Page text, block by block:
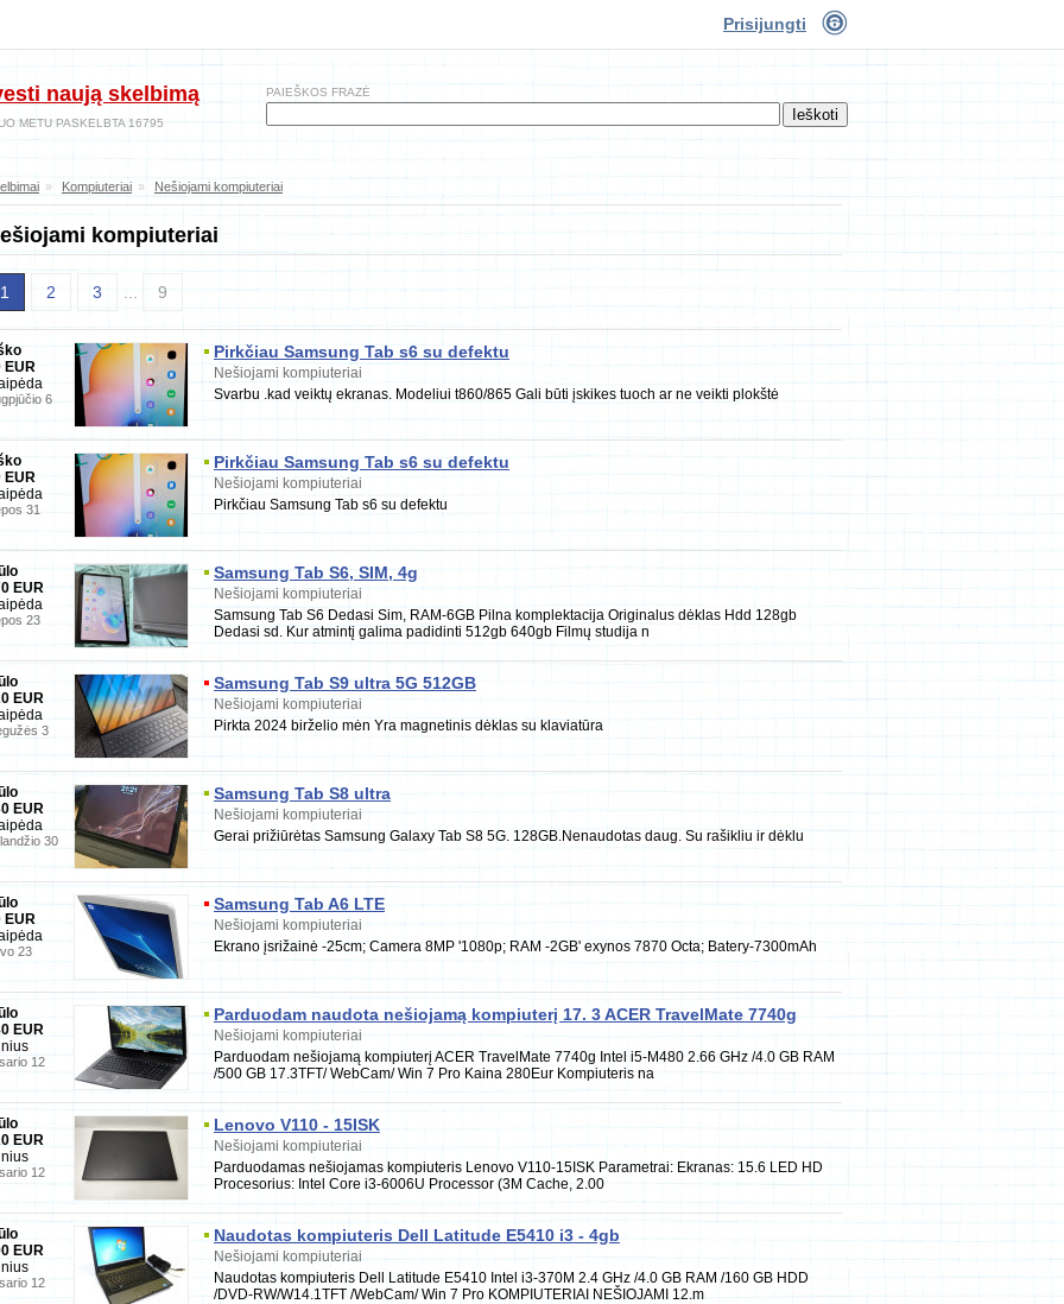
Prisijungti
naują skelbimą
METU PASKELBTA 16795
PAIEŠKOS FRAZĖ
» Kompiuteriai » Nešiojami kompiuteriai
kompiuteriai
1 2 3 9
EUR
6
Pirkčiau Samsung Tab s6 su defektu
Nešiojami kompiuteriai
Svarbu .kad veiktų ekranas. Modeliui t860/865 Gali būti įskikes tuoch ar ne veikti plokštė
EUR
31
Pirkčiau Samsung Tab s6 su defektu
Nešiojami kompiuteriai
Pirkčiau Samsung Tab s6 su defektu
EUR
23
Samsung Tab S6, SIM, 4g
Nešiojami kompiuteriai
Samsung Tab S6 Dedasi Sim, RAM-6GB Pilna komplektacija Originalus dėklas Hdd 128gb
Dedasi sd. Kur atmintį galima padidinti 512gb 640gb Filmų studija n
EUR
3
Samsung Tab S9 ultra 5G 512GB
Nešiojami kompiuteriai
Pirkta 2024 birželio mėn Yra magnetinis dėklas su klaviatūra
EUR
30
Samsung Tab S8 ultra
Nešiojami kompiuteriai
Gerai prižiūrėtas Samsung Galaxy Tab S8 5G. 128GB.Nenaudotas daug. Su rašikliu ir dėklu
EUR
23
Samsung Tab A6 LTE
Nešiojami kompiuteriai
Ekrano įsrižainė -25cm; Camera 8MP '1080p; RAM -2GB' exynos 7870 Octa; Batery-7300mAh
EUR
12
Parduodam naudota nešiojamą kompiuterį 17. 3 ACER TravelMate 7740g
Nešiojami kompiuteriai
Parduodam nešiojamą kompiuterį ACER TravelMate 7740g Intel i5-M480 2.66 GHz /4.0 GB RAM
/500 GB 17.3TFT/ WebCam/ Win 7 Pro Kaina 280Eur Kompiuteris na
EUR
12
Lenovo V110 - 15ISK
Nešiojami kompiuteriai
Parduodamas nešiojamas kompiuteris Lenovo V110-15ISK Parametrai: Ekranas: 15.6 LED HD
Procesorius: Intel Core i3-6006U Processor (3M Cache, 2.00
EUR
12
Naudotas kompiuteris Dell Latitude E5410 i3 - 4gb
Nešiojami kompiuteriai
Naudotas kompiuteris Dell Latitude E5410 Intel i3-370M 2.4 GHz /4.0 GB RAM /160 GB HDD
/DVD-RW/W14.1TFT /WebCam/ Win 7 Pro KOMPIUTERIAI NEŠIOJAMI 12.m